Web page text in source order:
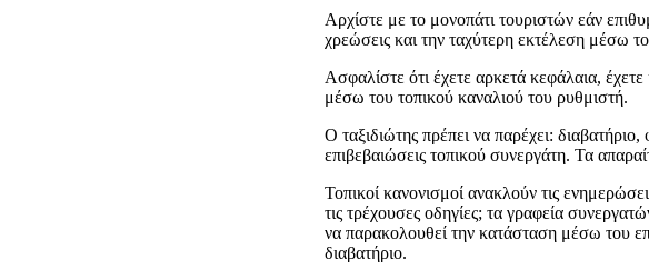
Αρχίστε με το μονοπάτι τουριστών εάν
χρεώσεις και την ταχύτερη εκτέλεση μέσω
Ασφαλίστε ότι έχετε αρκετά κεφάλαια,
μέσω του τοπικού καναλιού του ρυθμιστή.
Ο ταξιδιώτης πρέπει να παρέχει:
επιβεβαιώσεις τοπικού συνεργάτη. Τα
Τοπικοί κανονισμοί ανακλούν τις
τις τρέχουσες οδηγίες; τα γραφεία
να παρακολουθεί την κατάσταση μέσω του
διαβατήριο.